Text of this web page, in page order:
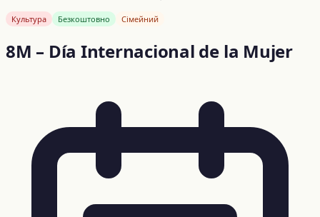
Культура Безкоштовно Сімейний
8M – Día Internacional de la Mujer